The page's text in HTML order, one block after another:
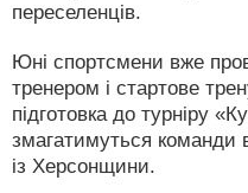
переселенців.
Юні спортсмени вже
тренером і стартове
підготовка до турніру
змагатимуться команди
із Херсонщини.